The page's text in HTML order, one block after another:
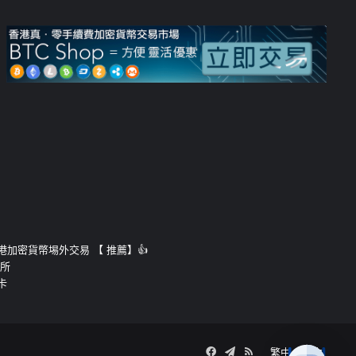
加密貨幣埸外交易 【 推薦】👍
繁中 簡中
Facebook
Telegram
RSS